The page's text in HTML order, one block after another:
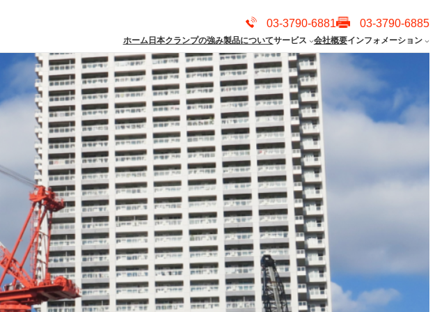
03-3790-6881 03-3790-6885
ホーム日本クランプの強み製品についてサービス 会社概要インフォメーション